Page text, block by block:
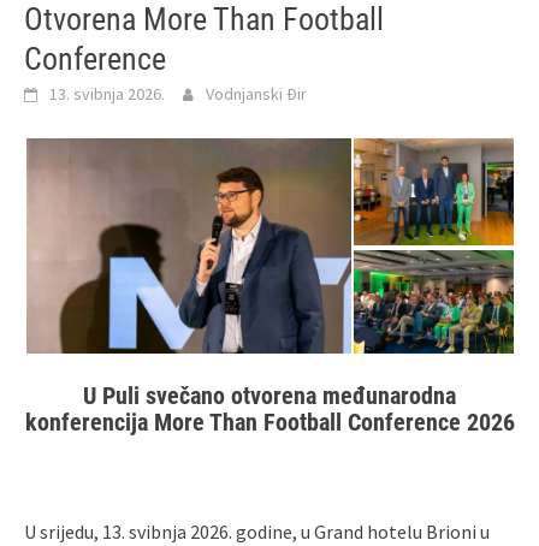
Otvorena More Than Football
Conference
13. svibnja 2026. Vodnjanski Đir
U Puli svečano otvorena međunarodna
konferencija More Than Football Conference 2026
U srijedu, 13. svibnja 2026. godine, u Grand hotelu Brioni u